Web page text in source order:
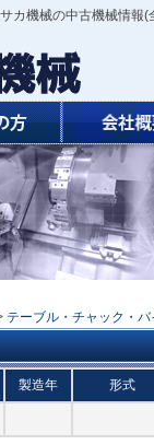
カ機械の中古機械情報
テーブル・チャック・バ
製造年 形式